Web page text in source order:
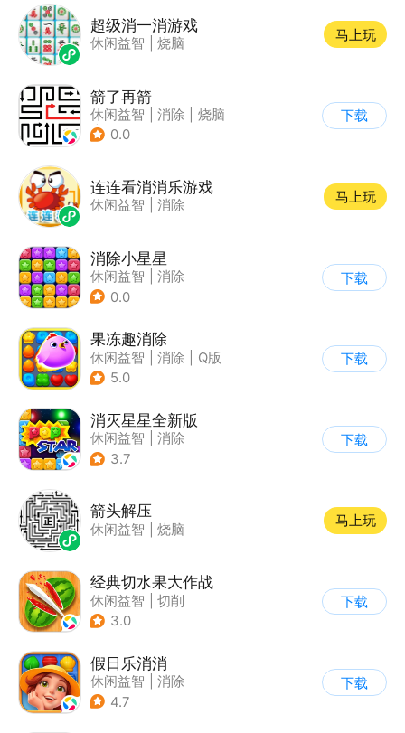
超级消一消游戏
休闲益智 烧脑
马上玩
箭了再箭
休闲益智 消除
烧脑
| 清新
0.0
下载
连连看消消乐游戏
休闲益智 消除
马上玩
消除小星星
休闲益智
消除
0.0
下载
果冻趣消除
休闲益智 消除
Q版
5.0
下载
消灭星星全新版
休闲益智
消除
3.7
下载
箭头解压
休闲益智 烧脑
马上玩
经典切水果大作战
休闲益智
切削
3.0
下载
假日乐消消
休闲益智
消除
| 乐元素
4.7
下载